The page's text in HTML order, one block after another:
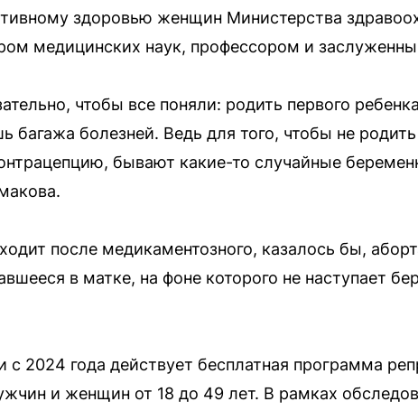
здоровью женщин Министерства
медицинских наук, профессором и
чтобы все поняли: родить первого
багажа болезней. Ведь для того, чтобы не
бывают какие-то случайные
после медикаментозного, казалось бы,
в матке, на фоне которого не наступает
с 2024 года действует бесплатная программа
и женщин от 18 до 49 лет. В рамках